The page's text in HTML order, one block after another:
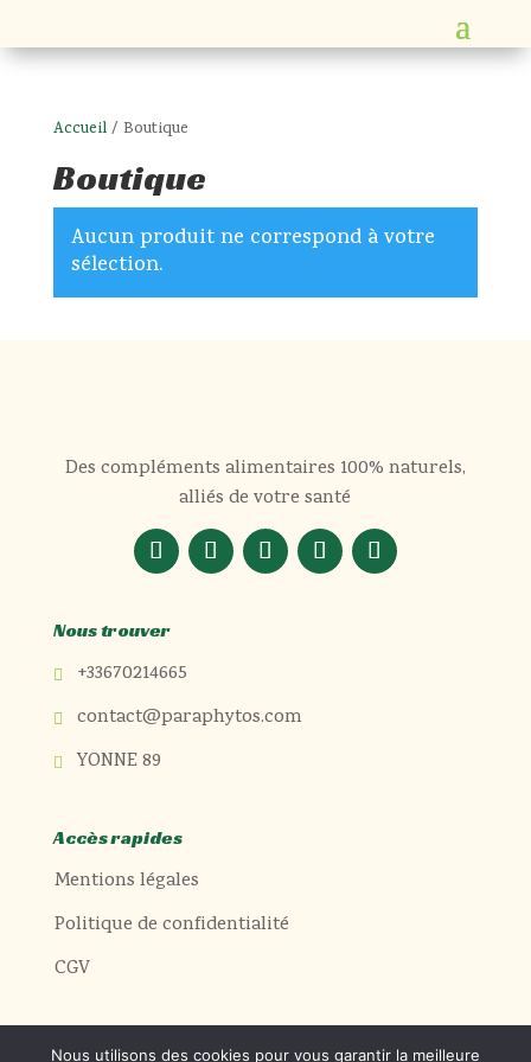
Accueil/ Boutique
Boutique
Aucun produit ne correspond à votre
sélection.
Des compléments alimentaires 100% naturels,
alliés de votre santé
Nous trouver
 +33670214665
 contact@paraphytos.com
 YONNE 89
Accès rapides
Mentions légales
Politique de confidentialité
CGV
Nous utilisons des cookies pour vous garantir la meilleure